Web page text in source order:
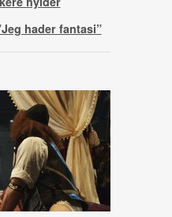
hader fantasi”